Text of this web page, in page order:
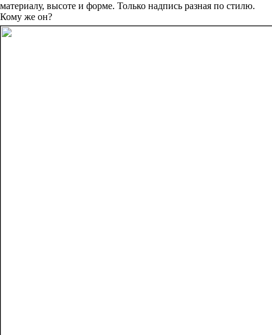
материалу, высоте и форме. Только надпись разная по стилю.
Кому же он?